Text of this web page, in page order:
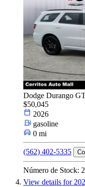
Dodge Durango
$50,045
2026
gasoline
0 mi
(562) 402-5335
Número de Stock:
View details for